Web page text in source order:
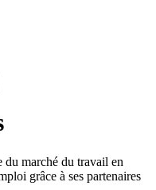
du marché du travail en
grâce à ses partenaires